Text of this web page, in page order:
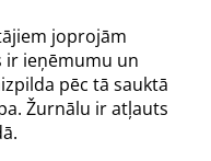
joprojām
ir ieņēmumu un
pēc tā sauktā
Žurnālu ir atļauts